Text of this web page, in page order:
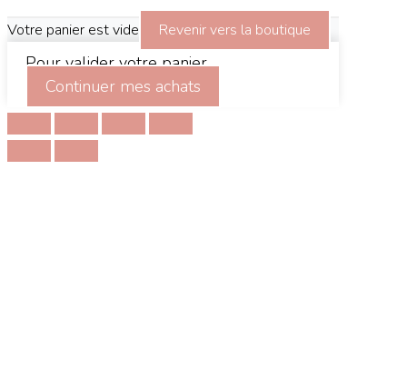
Votre panier est vide Revenir vers la boutique
Pour valider votre panier,
Continuer mes achats